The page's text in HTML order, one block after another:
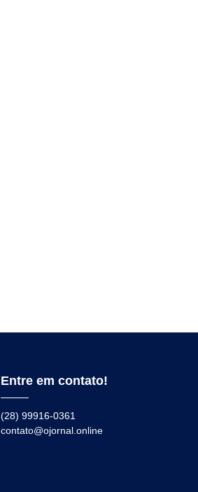
Entre em contato!
(28) 99916-0361
contato@ojornal.online